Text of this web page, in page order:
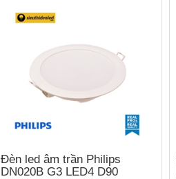
Đèn led âm trần Philips
DN020B G3 LED4 D90